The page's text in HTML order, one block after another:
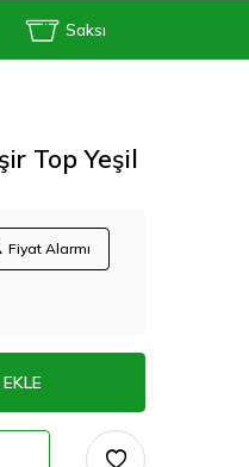
Saksı
Top Yeşil
Fiyat Alarmı